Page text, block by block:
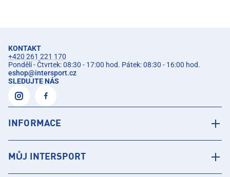
KONTAKT
+420 261 221 170
Pondělí - Čtvrtek: 08:30 - 17:00 hod. Pátek: 08:30 - 16:00 hod.
eshop@intersport.cz
SLEDUJTE NÁS
INFORMACE
MŮJ INTERSPORT